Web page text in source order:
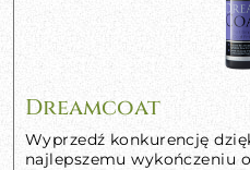
Dreamcoat
Wyprzedź konkurencję
najlepszemu wykończeniu